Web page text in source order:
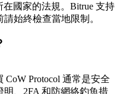
在國家的法規。Bitrue 支持
始終檢查當地限制。
Protocol 通常是安全
、2FA 和防網絡釣魚措